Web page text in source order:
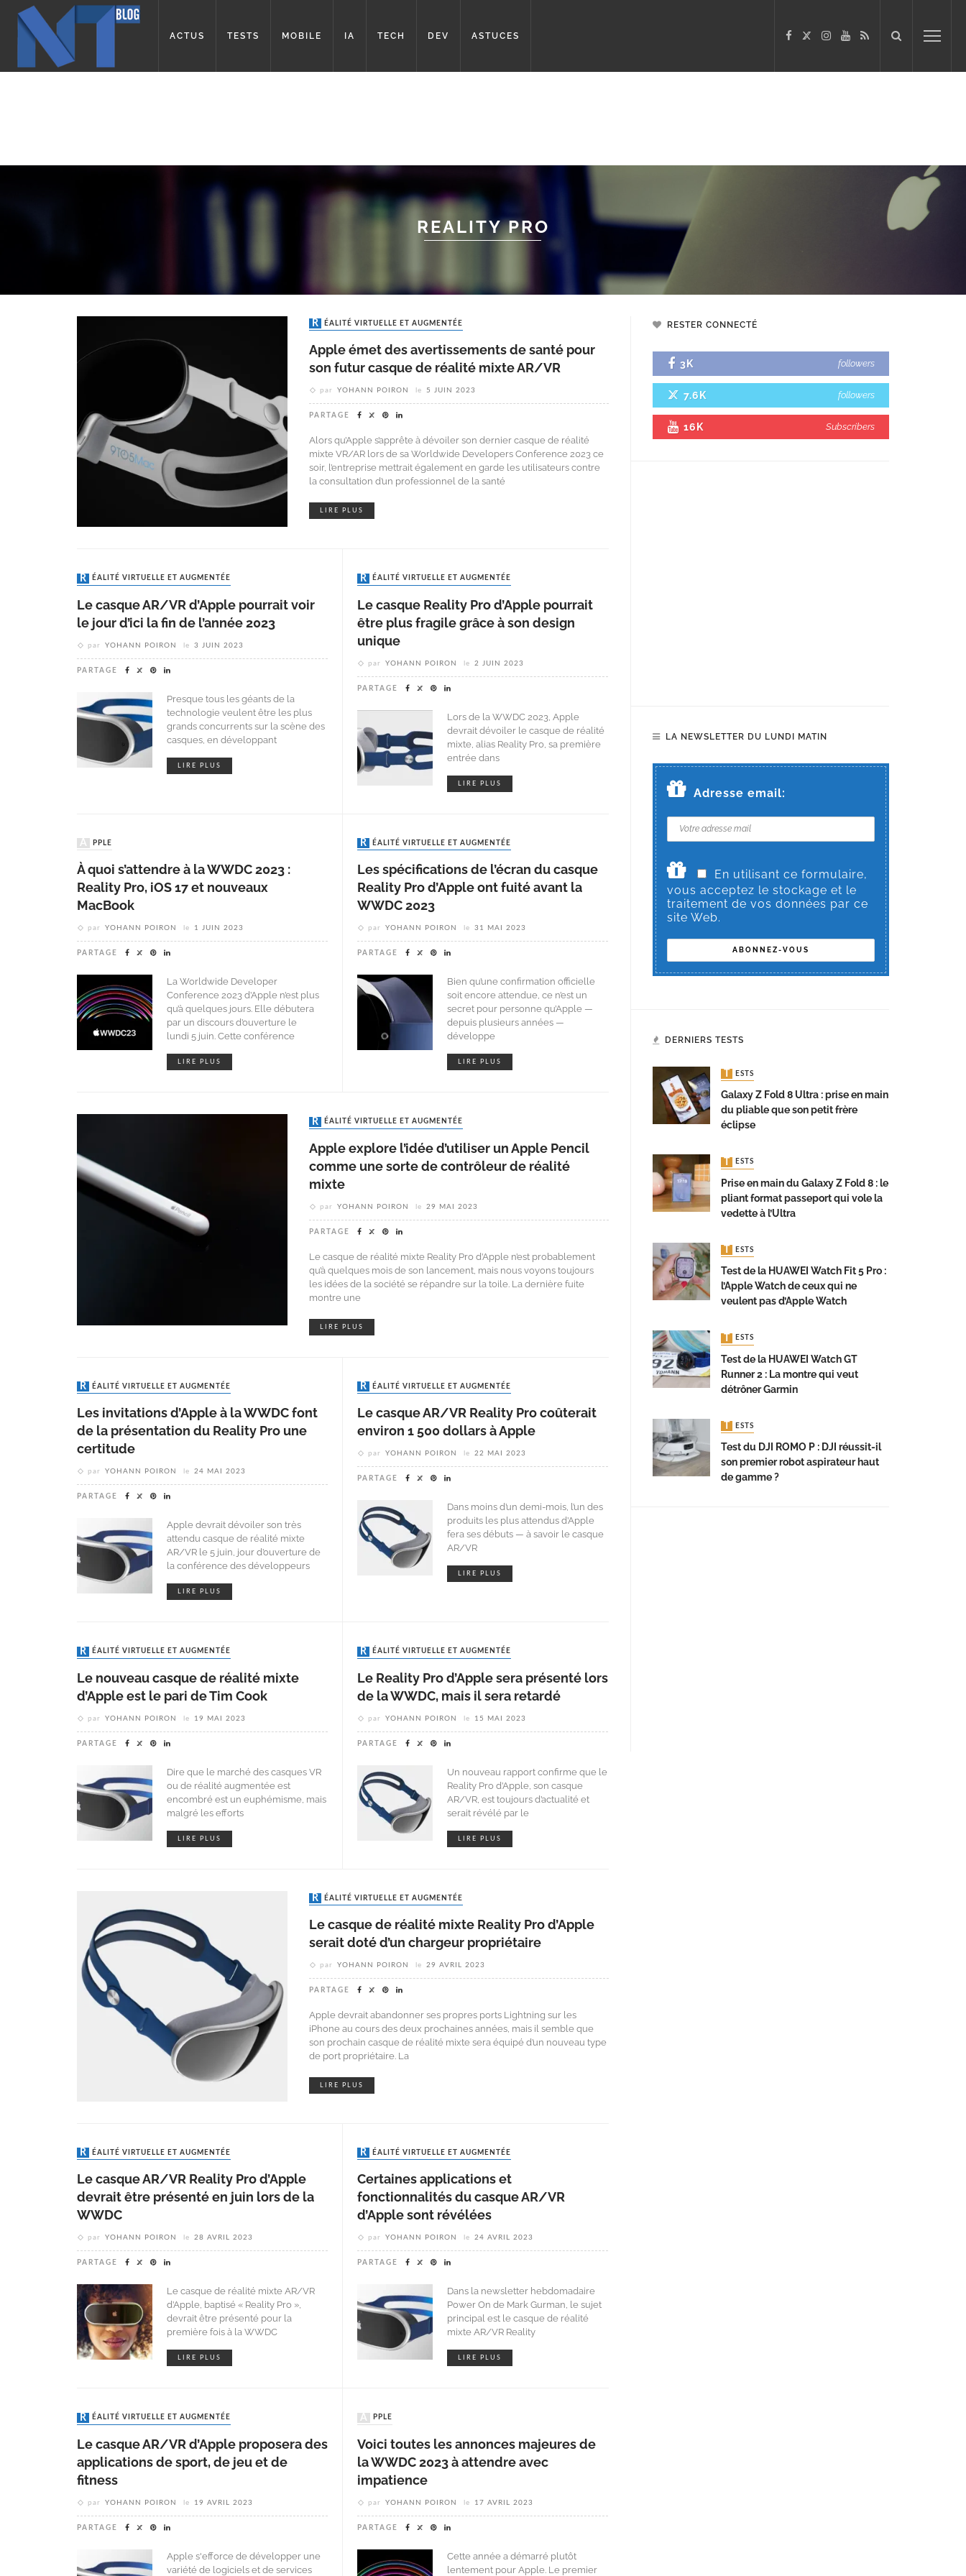
ACTUS TESTS MOBILE IA TECH DEV ASTUCES
REALITY PRO
RÉALITÉ VIRTUELLE ET AUGMENTÉE
Apple émet des avertissements de santé pour
son futur casque de réalité mixte AR/VR
par YOHANN POIRON le 5 JUIN 2023
PARTAGE
Alors qu’Apple s’apprête à dévoiler son dernier casque de réalité
mixte VR/AR lors de sa Worldwide Developers Conference 2023 ce
soir, l’entreprise mettrait également en garde les utilisateurs contre
la consultation d’un professionnel de la santé
LIRE PLUS
RÉALITÉ VIRTUELLE ET AUGMENTÉE
Le casque AR/VR d’Apple pourrait voir
le jour d’ici la fin de l’année 2023
par YOHANN POIRON le 3 JUIN 2023
PARTAGE
Presque tous les géants de la
technologie veulent être les plus
grands concurrents sur la scène des
casques, en développant
LIRE PLUS
RÉALITÉ VIRTUELLE ET AUGMENTÉE
Le casque Reality Pro d’Apple pourrait
être plus fragile grâce à son design
unique
par YOHANN POIRON le 2 JUIN 2023
PARTAGE
Lors de la WWDC 2023, Apple
devrait dévoiler le casque de réalité
mixte, alias Reality Pro, sa première
entrée dans
LIRE PLUS
APPLE
À quoi s’attendre à la WWDC 2023 :
Reality Pro, iOS 17 et nouveaux
MacBook
par YOHANN POIRON le 1 JUIN 2023
PARTAGE
La Worldwide Developer
Conference 2023 d’Apple n’est plus
qu’à quelques jours. Elle débutera
par un discours d’ouverture le
lundi 5 juin. Cette conférence
LIRE PLUS
RÉALITÉ VIRTUELLE ET AUGMENTÉE
Les spécifications de l’écran du casque
Reality Pro d’Apple ont fuité avant la
WWDC 2023
par YOHANN POIRON le 31 MAI 2023
PARTAGE
Bien qu’une confirmation officielle
soit encore attendue, ce n’est un
secret pour personne qu’Apple —
depuis plusieurs années —
développe
LIRE PLUS
RÉALITÉ VIRTUELLE ET AUGMENTÉE
Apple explore l’idée d’utiliser un Apple Pencil
comme une sorte de contrôleur de réalité
mixte
par YOHANN POIRON le 29 MAI 2023
PARTAGE
Le casque de réalité mixte Reality Pro d’Apple n’est probablement
qu’à quelques mois de son lancement, mais nous voyons toujours
les idées de la société se répandre sur la toile. La dernière fuite
montre une
LIRE PLUS
RÉALITÉ VIRTUELLE ET AUGMENTÉE
Les invitations d’Apple à la WWDC font
de la présentation du Reality Pro une
certitude
par YOHANN POIRON le 24 MAI 2023
PARTAGE
Apple devrait dévoiler son très
attendu casque de réalité mixte
AR/VR le 5 juin, jour d’ouverture de
la conférence des développeurs
LIRE PLUS
RÉALITÉ VIRTUELLE ET AUGMENTÉE
Le casque AR/VR Reality Pro coûterait
environ 1 500 dollars à Apple
par YOHANN POIRON le 22 MAI 2023
PARTAGE
Dans moins d’un demi-mois, l’un des
produits les plus attendus d’Apple
fera ses débuts — à savoir le casque
AR/VR
LIRE PLUS
RÉALITÉ VIRTUELLE ET AUGMENTÉE
Le nouveau casque de réalité mixte
d’Apple est le pari de Tim Cook
par YOHANN POIRON le 19 MAI 2023
PARTAGE
Dire que le marché des casques VR
ou de réalité augmentée est
encombré est un euphémisme, mais
malgré les efforts
LIRE PLUS
RÉALITÉ VIRTUELLE ET AUGMENTÉE
Le Reality Pro d’Apple sera présenté lors
de la WWDC, mais il sera retardé
par YOHANN POIRON le 15 MAI 2023
PARTAGE
Un nouveau rapport confirme que le
Reality Pro d’Apple, son casque
AR/VR, est toujours d’actualité et
serait révélé par le
LIRE PLUS
RÉALITÉ VIRTUELLE ET AUGMENTÉE
Le casque de réalité mixte Reality Pro d’Apple
serait doté d’un chargeur propriétaire
par YOHANN POIRON le 29 AVRIL 2023
PARTAGE
Apple devrait abandonner ses propres ports Lightning sur les
iPhone au cours des deux prochaines années, mais il semble que
son prochain casque de réalité mixte sera équipé d’un nouveau type
de port propriétaire. La
LIRE PLUS
RÉALITÉ VIRTUELLE ET AUGMENTÉE
Le casque AR/VR Reality Pro d’Apple
devrait être présenté en juin lors de la
WWDC
par YOHANN POIRON le 28 AVRIL 2023
PARTAGE
Le casque de réalité mixte AR/VR
d’Apple, baptisé « Reality Pro »,
devrait être présenté pour la
première fois à la WWDC
LIRE PLUS
RÉALITÉ VIRTUELLE ET AUGMENTÉE
Certaines applications et
fonctionnalités du casque AR/VR
d’Apple sont révélées
par YOHANN POIRON le 24 AVRIL 2023
PARTAGE
Dans la newsletter hebdomadaire
Power On de Mark Gurman, le sujet
principal est le casque de réalité
mixte AR/VR Reality
LIRE PLUS
RÉALITÉ VIRTUELLE ET AUGMENTÉE
Le casque AR/VR d’Apple proposera des
applications de sport, de jeu et de
fitness
par YOHANN POIRON le 19 AVRIL 2023
PARTAGE
Apple s'efforce de développer une
variété de logiciels et de services
APPLE
Voici toutes les annonces majeures de
la WWDC 2023 à attendre avec
impatience
par YOHANN POIRON le 17 AVRIL 2023
PARTAGE
Cette année a démarré plutôt
lentement pour Apple. Le premier
RESTER CONNECTÉ
3K followers
7.6K followers
16K Subscribers
LA NEWSLETTER DU LUNDI MATIN
Adresse email:
En utilisant ce formulaire,
vous acceptez le stockage et le
traitement de vos données par ce
site Web.
DERNIERS TESTS
TESTS
Galaxy Z Fold 8 Ultra : prise en main
du pliable que son petit frère
éclipse
TESTS
Prise en main du Galaxy Z Fold 8 : le
pliant format passeport qui vole la
vedette à l’Ultra
TESTS
Test de la HUAWEI Watch Fit 5 Pro :
l’Apple Watch de ceux qui ne
veulent pas d’Apple Watch
TESTS
Test de la HUAWEI Watch GT
Runner 2 : La montre qui veut
détrôner Garmin
TESTS
Test du DJI ROMO P : DJI réussit-il
son premier robot aspirateur haut
de gamme ?